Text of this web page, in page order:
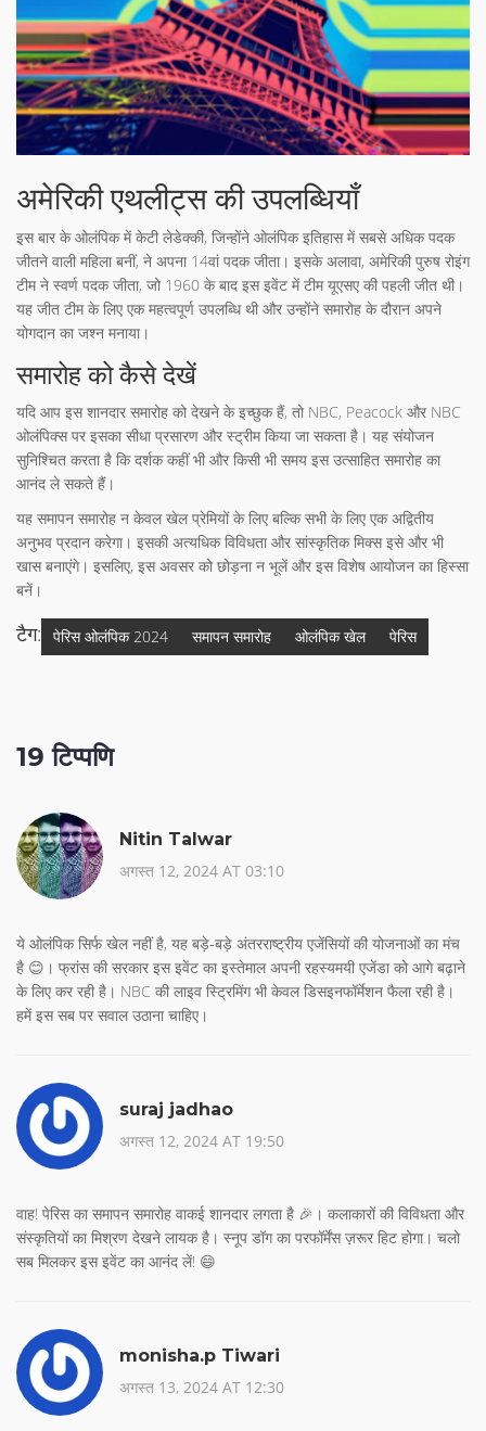
अमेरिकी एथलीट्स की उपलब्धियाँ
इस बार के ओलंपिक में केटी लेडेक्की, जिन्होंने ओलंपिक इतिहास में सबसे अधिक पदक
जीतने वाली महिला बनीं, ने अपना 14वां पदक जीता। इसके अलावा, अमेरिकी पुरुष रोइंग
टीम ने स्वर्ण पदक जीता, जो 1960 के बाद इस इवेंट में टीम यूएसए की पहली जीत थी।
यह जीत टीम के लिए एक महत्वपूर्ण उपलब्धि थी और उन्होंने समारोह के दौरान अपने
योगदान का जश्न मनाया।
समारोह को कैसे देखें
यदि आप इस शानदार समारोह को देखने के इच्छुक हैं, तो NBC, Peacock और NBC
ओलंपिक्स पर इसका सीधा प्रसारण और स्ट्रीम किया जा सकता है। यह संयोजन
सुनिश्चित करता है कि दर्शक कहीं भी और किसी भी समय इस उत्साहित समारोह का
आनंद ले सकते हैं।
यह समापन समारोह न केवल खेल प्रेमियों के लिए बल्कि सभी के लिए एक अद्वितीय
अनुभव प्रदान करेगा। इसकी अत्यधिक विविधता और सांस्कृतिक मिक्स इसे और भी
खास बनाएंगे। इसलिए, इस अवसर को छोड़ना न भूलें और इस विशेष आयोजन का हिस्सा
बनें।
टैग: पेरिस ओलंपिक 2024 समापन समारोह ओलंपिक खेल पेरिस
19 टिप्पणि
Nitin Talwar
अगस्त 12, 2024 AT 03:10
ये ओलंपिक सिर्फ खेल नहीं है, यह बड़े‑बड़े अंतरराष्ट्रीय एजेंसियों की योजनाओं का मंच
है 😊। फ्रांस की सरकार इस इवेंट का इस्तेमाल अपनी रहस्यमयी एजेंडा को आगे बढ़ाने
के लिए कर रही है। NBC की लाइव स्ट्रिमिंग भी केवल डिसइनफॉर्मेशन फैला रही है।
हमें इस सब पर सवाल उठाना चाहिए।
suraj jadhao
अगस्त 12, 2024 AT 19:50
वाह! पेरिस का समापन समारोह वाकई शानदार लगता है 🎉। कलाकारों की विविधता और
संस्कृतियों का मिश्रण देखने लायक है। स्नूप डॉग का परफॉर्मेंस ज़रूर हिट होगा। चलो
सब मिलकर इस इवेंट का आनंद लें! 😄
monisha.p Tiwari
अगस्त 13, 2024 AT 12:30